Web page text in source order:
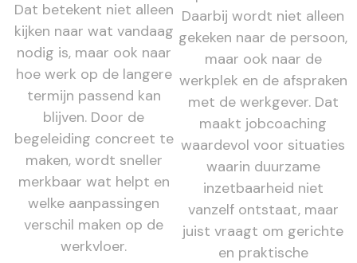
Dat betekent niet alleen
kijken naar wat vandaag
nodig is, maar ook naar
hoe werk op de langere
termijn passend kan
blijven. Door de
begeleiding concreet te
maken, wordt sneller
merkbaar wat helpt en
welke aanpassingen
verschil maken op de
werkvloer.
Daarbij wordt niet alleen
gekeken naar de persoon,
maar ook naar de
werkplek en de afspraken
met de werkgever. Dat
maakt jobcoaching
waardevol voor situaties
waarin duurzame
inzetbaarheid niet
vanzelf ontstaat, maar
juist vraagt om gerichte
en praktische